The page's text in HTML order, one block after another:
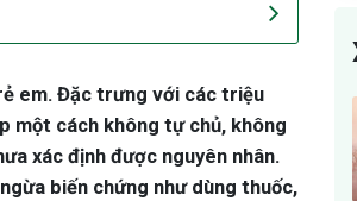
em. Đặc trưng với các triệu
một cách không tự chủ, không
xác định được nguyên nhân.
biến chứng như dùng thuốc,